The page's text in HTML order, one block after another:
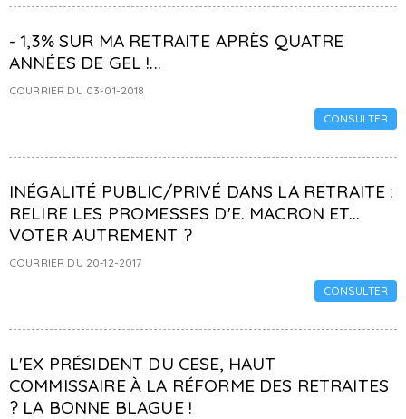
- 1,3% SUR MA RETRAITE APRÈS QUATRE
ANNÉES DE GEL !...
COURRIER DU 03-01-2018
CONSULTER
INÉGALITÉ PUBLIC/PRIVÉ DANS LA RETRAITE :
RELIRE LES PROMESSES D'E. MACRON ET...
VOTER AUTREMENT ?
COURRIER DU 20-12-2017
CONSULTER
L'EX PRÉSIDENT DU CESE, HAUT
COMMISSAIRE À LA RÉFORME DES RETRAITES
? LA BONNE BLAGUE !